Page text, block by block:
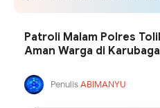
Patroli Malam Polres
Aman Warga di Karubaga
PenulisABIMANYU